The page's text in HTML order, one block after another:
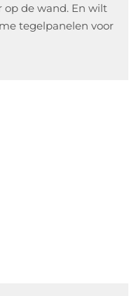
op de wand. En wilt
tegelpanelen voor